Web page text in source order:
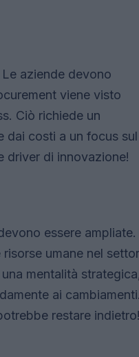
aziende devono
viene visto
Ciò richiede un
dai costi a un focus sul
driver di innovazione!
essere ampliate.
umane nel
mentalità
ai cambiamenti.
restare indietro!